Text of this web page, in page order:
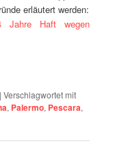
erläutert werden:
Jahre Haft wegen
|Verschlagwortet mit
, Palermo, Pescara,